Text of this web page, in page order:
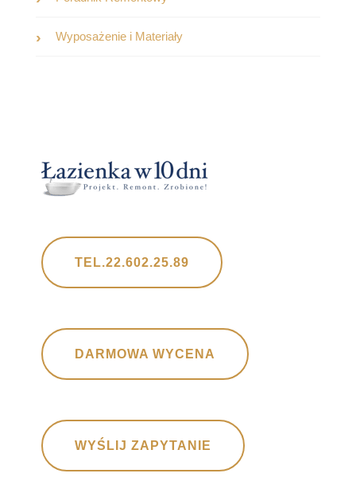
Wyposażenie i Materiały
TEL.22.602.25.89
DARMOWA WYCENA
WYŚLIJ ZAPYTANIE